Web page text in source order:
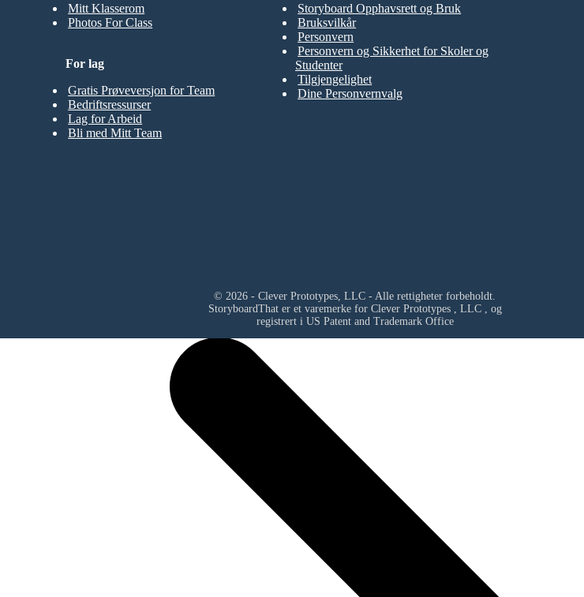
Mitt Klasserom
Photos For Class
For lag
Gratis Prøveversjon for Team
Bedriftsressurser
Lag for Arbeid
Bli med Mitt Team
Storyboard Opphavsrett og Bruk
Bruksvilkår
Personvern
Personvern og Sikkerhet for Skoler og
Studenter
Tilgjengelighet
Dine Personvernvalg
© 2026 - Clever Prototypes, LLC - Alle rettigheter forbeholdt.
StoryboardThat er et varemerke for Clever Prototypes , LLC, og
registrert i US Patent and Trademark Office